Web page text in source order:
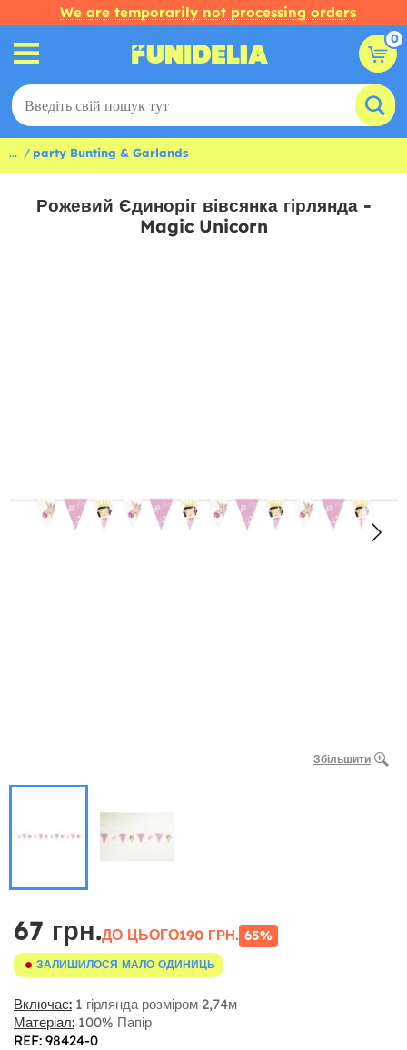
We are temporarily not processing orders
0
... party Bunting & Garlands
Рожевий Єдиноріг вівсянка гірлянда -
Magic Unicorn
Збільшити
67 грн.ДО ЦЬОГО190 ГРН. 65%
ЗАЛИШИЛОСЯ МАЛО ОДИНИЦЬ
Включає: 1 гірлянда розміром 2,74м
Матеріал: 100% Папір
REF: 98424-0